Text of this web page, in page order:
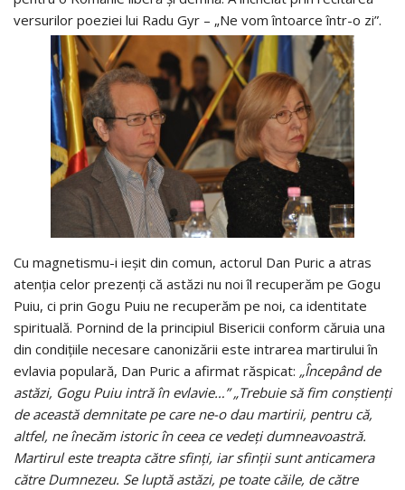
versurilor poeziei lui Radu Gyr – „Ne vom întoarce într-o zi”.
Cu magnetismu-i ieşit din comun, actorul Dan Puric a atras
atenţia celor prezenţi că astăzi nu noi îl recuperăm pe Gogu
Puiu, ci prin Gogu Puiu ne recuperăm pe noi, ca identitate
spirituală. Pornind de la principiul Bisericii conform căruia una
din condiţiile necesare canonizării este intrarea martirului în
evlavia populară, Dan Puric a afirmat răspicat: „Începând de
astăzi, Gogu Puiu intră în evlavie…” „Trebuie să fim conștienți
de această demnitate pe care ne-o dau martirii, pentru că,
altfel, ne înecăm istoric în ceea ce vedeți dumneavoastră.
Martirul este treapta către sfinți, iar sfinții sunt anticamera
către Dumnezeu. Se luptă astăzi, pe toate căile, de către